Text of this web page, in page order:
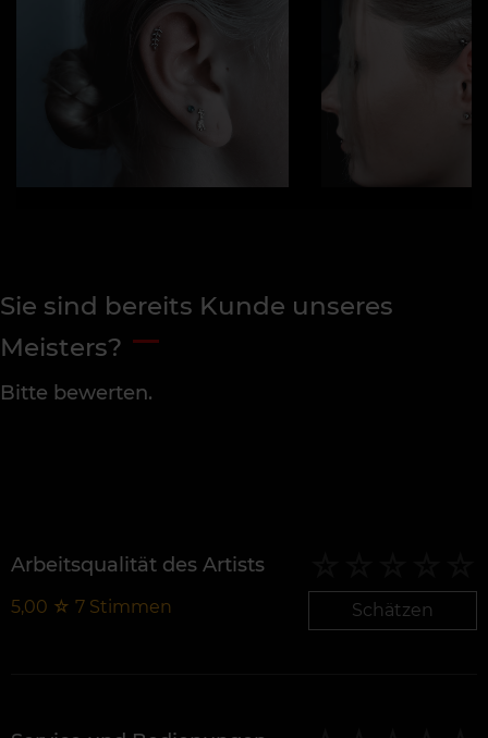
Sie sind bereits Kunde unseres
Meisters?
Bitte bewerten.
Arbeitsqualität des Artists
5,00 ☆ 7 Stimmen Schätzen